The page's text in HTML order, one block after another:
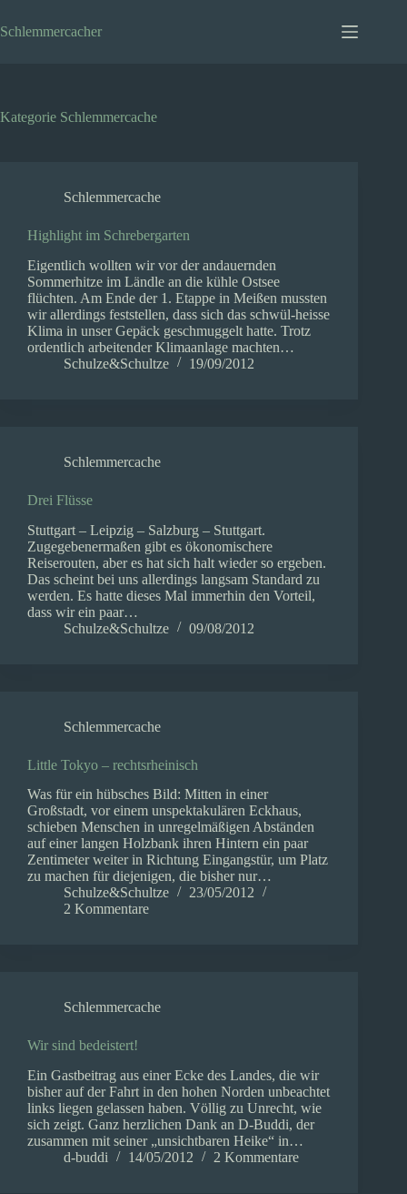
Inhalt
springen
Schlemmercacher
Kategorie Schlemmercache
Schlemmercache
Highlight im Schrebergarten
Eigentlich wollten wir vor der andauernden
Sommerhitze im Ländle an die kühle Ostsee
flüchten. Am Ende der 1. Etappe in Meißen mussten
wir allerdings feststellen, dass sich das schwül-heisse
Klima in unser Gepäck geschmuggelt hatte. Trotz
ordentlich arbeitender Klimaanlage machten…
Schulze&Schultze
19/09/2012
Schlemmercache
Drei Flüsse
Stuttgart – Leipzig – Salzburg – Stuttgart.
Zugegebenermaßen gibt es ökonomischere
Reiserouten, aber es hat sich halt wieder so ergeben.
Das scheint bei uns allerdings langsam Standard zu
werden. Es hatte dieses Mal immerhin den Vorteil,
dass wir ein paar…
Schulze&Schultze
09/08/2012
Schlemmercache
Little Tokyo – rechtsrheinisch
Was für ein hübsches Bild: Mitten in einer
Großstadt, vor einem unspektakulären Eckhaus,
schieben Menschen in unregelmäßigen Abständen
auf einer langen Holzbank ihren Hintern ein paar
Zentimeter weiter in Richtung Eingangstür, um Platz
zu machen für diejenigen, die bisher nur…
Schulze&Schultze
23/05/2012
2 Kommentare
Schlemmercache
Wir sind bedeistert!
Ein Gastbeitrag aus einer Ecke des Landes, die wir
bisher auf der Fahrt in den hohen Norden unbeachtet
links liegen gelassen haben. Völlig zu Unrecht, wie
sich zeigt. Ganz herzlichen Dank an D-Buddi, der
zusammen mit seiner „unsichtbaren Heike“ in…
d-buddi
14/05/2012 2 Kommentare